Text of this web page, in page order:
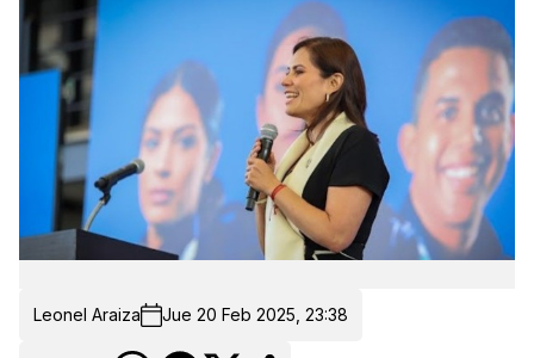
Leonel Araiza Jue 20 Feb 2025, 23:38